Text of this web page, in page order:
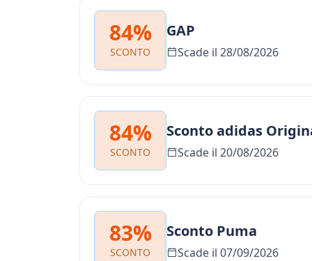
84%
SCONTO
GAP
Scade il 28/08/2026
84%
SCONTO
Sconto adidas
Scade il 20/08/2026
83%
SCONTO
Sconto Puma
Scade il 07/09/2026